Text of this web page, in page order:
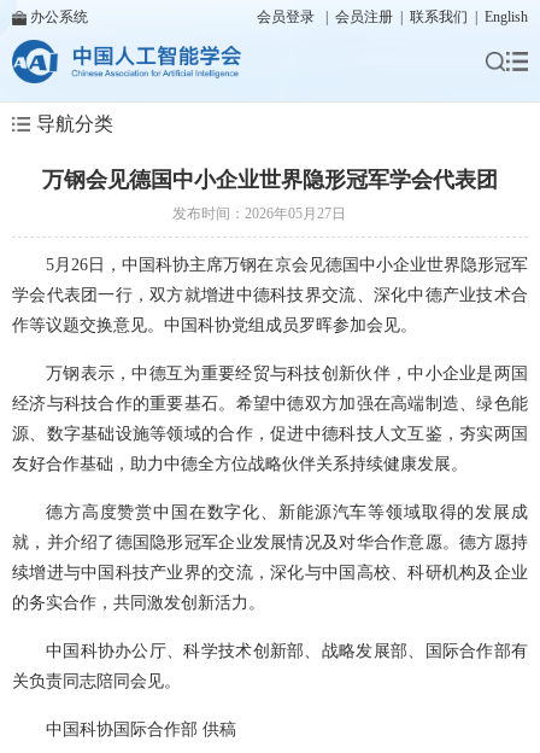
办公系统 会员登录 会员注册 联系我们 English
导航分类
万钢会见德国中小企业世界隐形冠军学会代表团
发布时间：2026年05月27日
5月26日，中国科协主席万钢在京会见德国中小企业世界隐形冠军
学会代表团一行，双方就增进中德科技界交流、深化中德产业技术合
作等议题交换意见。中国科协党组成员罗晖参加会见。
万钢表示，中德互为重要经贸与科技创新伙伴，中小企业是两国
经济与科技合作的重要基石。希望中德双方加强在高端制造、绿色能
源、数字基础设施等领域的合作，促进中德科技人文互鉴，夯实两国
友好合作基础，助力中德全方位战略伙伴关系持续健康发展。
德方高度赞赏中国在数字化、新能源汽车等领域取得的发展成
就，并介绍了德国隐形冠军企业发展情况及对华合作意愿。德方愿持
续增进与中国科技产业界的交流，深化与中国高校、科研机构及企业
的务实合作，共同激发创新活力。
中国科协办公厅、科学技术创新部、战略发展部、国际合作部有
关负责同志陪同会见。
中国科协国际合作部 供稿